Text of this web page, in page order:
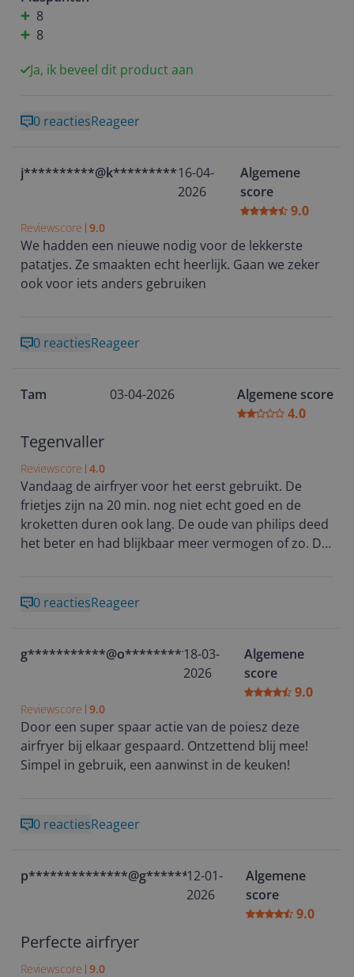
8
8
Ja, ik beveel dit product aan
0 reactiesReageer
j**********@k**********16-04-
2026
Algemene
score
9.0
Reviewscore 9.0
We hadden een nieuwe nodig voor de lekkerste
patatjes. Ze smaakten echt heerlijk. Gaan we zeker
ook voor iets anders gebruiken
0 reactiesReageer
Tam 03-04-2026
Algemene score
4.0
Tegenvaller
Reviewscore 4.0
Vandaag de airfryer voor het eerst gebruikt. De
frietjes zijn na 20 min. nog niet echt goed en de
kroketten duren ook lang. De oude van philips deed
het beter en had blijkbaar meer vermogen of zo. Dit
0 reactiesReageer
g***********@o**********18-03-
2026
Algemene
score
9.0
Reviewscore 9.0
Door een super spaar actie van de poiesz deze
airfryer bij elkaar gespaard. Ontzettend blij mee!
Simpel in gebruik, een aanwinst in de keuken!
0 reactiesReageer
p**************@g********12-01-
2026
Algemene
score
9.0
Perfecte airfryer
Reviewscore 9.0